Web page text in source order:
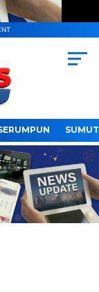
SUMUT